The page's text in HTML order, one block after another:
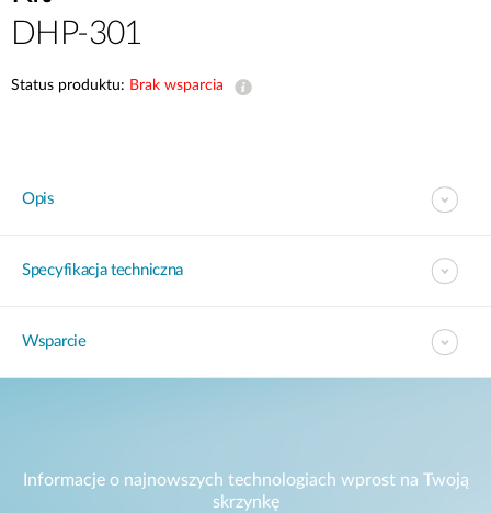
DHP-301
Status produktu: Brak wsparcia
Opis
Specyfikacja techniczna
Wsparcie
Informacje o najnowszych technologiach wprost na Twoją
skrzynkę